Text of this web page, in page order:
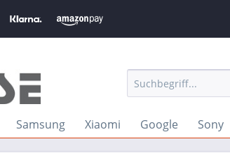
Samsung Xiaomi Google Sony